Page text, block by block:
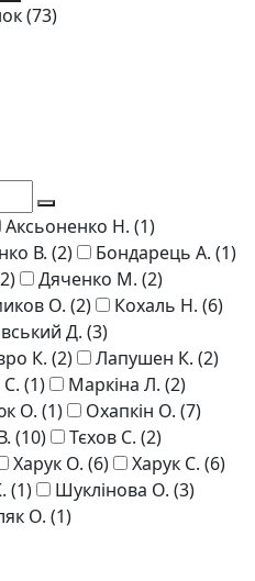
(73)
Аксьоненко Н. (1)
В. (2) Бондарець А. (1)
Дяченко М. (2)
О. (2) Кохаль Н. (6)
Д. (3)
К. (2) Лапушен К. (2)
(1) Маркіна Л. (2)
О. (1) Охапкін О. (7)
(10) Тєхов С. (2)
Харук О. (6) Харук С. (6)
(1) Шукліновa О. (3)
О. (1)